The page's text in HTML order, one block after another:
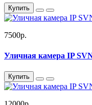
Купить
7500р.
Уличная камера IP
Купить